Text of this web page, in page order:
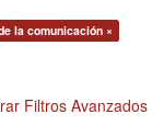
la comunicación ×
Filtros Avanzados